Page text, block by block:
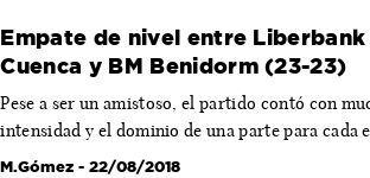
Empate de nivel entre Liberbank
Cuenca y BM Benidorm (23-23)
Pese a ser un amistoso, el partido contó con
intensidad y el dominio de una parte para cada
M.Gómez - 22/08/2018